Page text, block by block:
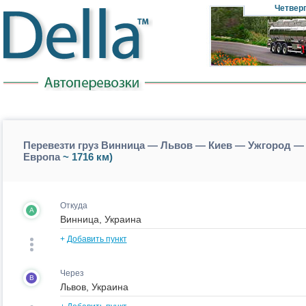
Четверг
Перевезти груз Винница — Львов — Киев — Ужгород
Европа~ 1716 км)
A Откуда
+ Добавить пункт
B Через